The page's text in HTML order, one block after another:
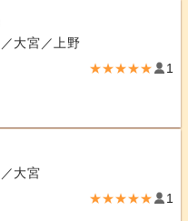
大宮／上野
★★★★★ 1
大宮
★★★★★ 1